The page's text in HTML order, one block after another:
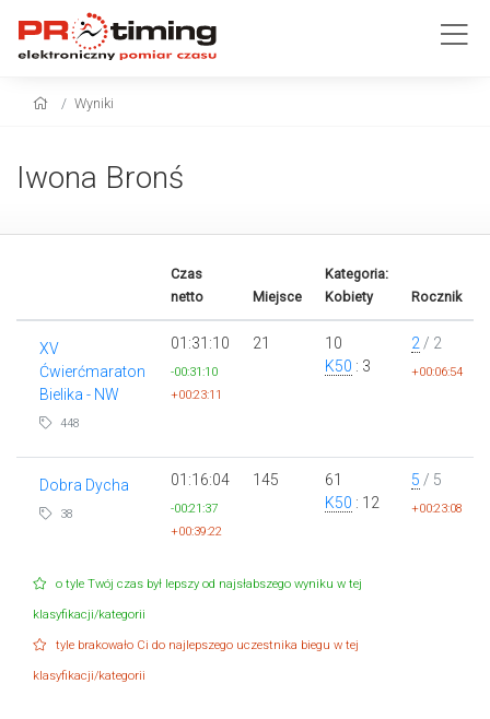
Wyniki
Iwona Bronś
Czas
netto
Miejsce
Kategoria:
Kobiety
Rocznik
XV
Ćwierćmaraton
Bielika - NW
448
01:31:10
-00:31:10
+00:23:11
21
10
K50 : 3
2 / 2
+00:06:54
Dobra Dycha
38
01:16:04
-00:21:37
+00:39:22
145
61
K50 : 12
5 / 5
+00:23:08
o tyle Twój czas był lepszy od najsłabszego wyniku w tej
klasyfikacji/kategorii
tyle brakowało Ci do najlepszego uczestnika biegu w tej
klasyfikacji/kategorii